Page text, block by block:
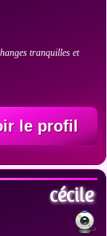
tranquilles et
le profil
cécile